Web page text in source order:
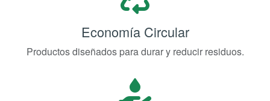
Economía Circular
Productos diseñados para durar y reducir residuos.